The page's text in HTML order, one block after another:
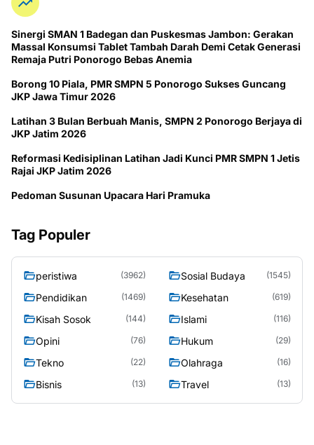
Sinergi SMAN 1 Badegan dan Puskesmas Jambon: Gerakan
Massal Konsumsi Tablet Tambah Darah Demi Cetak Generasi
Remaja Putri Ponorogo Bebas Anemia
Borong 10 Piala, PMR SMPN 5 Ponorogo Sukses Guncang
JKP Jawa Timur 2026
Latihan 3 Bulan Berbuah Manis, SMPN 2 Ponorogo Berjaya di
JKP Jatim 2026
Reformasi Kedisiplinan Latihan Jadi Kunci PMR SMPN 1 Jetis
Rajai JKP Jatim 2026
Pedoman Susunan Upacara Hari Pramuka
Tag Populer
peristiwa (3962) Sosial Budaya (1545)
Pendidikan (1469) Kesehatan (619)
Kisah Sosok (144) Islami (116)
Opini (76) Hukum (29)
Tekno (22) Olahraga (16)
Bisnis (13) Travel (13)